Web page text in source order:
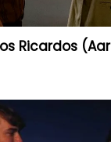
Ricardos